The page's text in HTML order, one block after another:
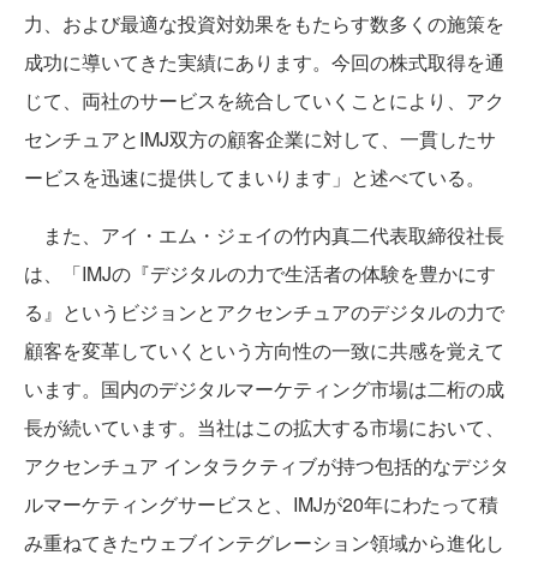
力、および最適な投資対効果をもたらす数多くの施策を
成功に導いてきた実績にあります。今回の株式取得を通
じて、両社のサービスを統合していくことにより、アク
センチュアとIMJ双方の顧客企業に対して、一貫したサ
ービスを迅速に提供してまいります」と述べている。
また、アイ・エム・ジェイの竹内真二代表取締役社長
は、「IMJの『デジタルの力で生活者の体験を豊かにす
る』というビジョンとアクセンチュアのデジタルの力で
顧客を変革していくという方向性の一致に共感を覚えて
います。国内のデジタルマーケティング市場は二桁の成
長が続いています。当社はこの拡大する市場において、
アクセンチュア インタラクティブが持つ包括的なデジタ
ルマーケティングサービスと、IMJが20年にわたって積
み重ねてきたウェブインテグレーション領域から進化し